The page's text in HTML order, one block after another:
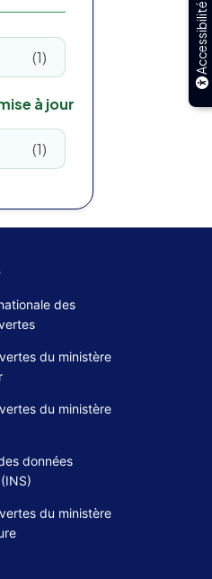
Accessibilité
1
à jour
1
des
du ministère
du ministère
données
du ministère